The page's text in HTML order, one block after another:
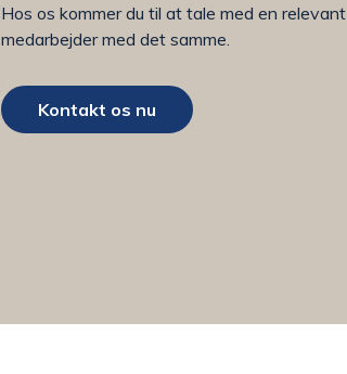
Hos os kommer du til at tale med en relevant
medarbejder med det samme.
Kontakt os nu